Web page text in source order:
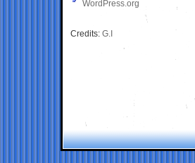
WordPress.org
Credits: G.I